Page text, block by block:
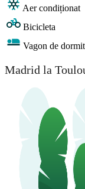
Aer condiționat
Bicicleta
Vagon de dormit
Madrid la